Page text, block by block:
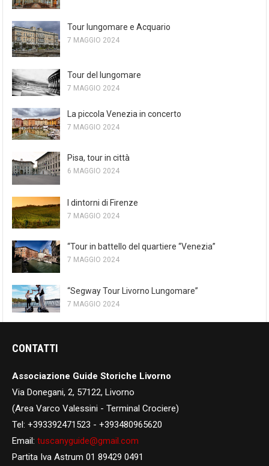
Tour lungomare e Acquario
7 MAGGIO 2024
Tour del lungomare
7 MAGGIO 2024
La piccola Venezia in concerto
7 MAGGIO 2024
Pisa, tour in città
6 MAGGIO 2024
I dintorni di Firenze
7 MAGGIO 2024
“Tour in battello del quartiere “Venezia”
7 MAGGIO 2024
“Segway Tour Livorno Lungomare”
7 MAGGIO 2024
CONTATTI
Associazione Guide Storiche Livorno
Via Donegani, 2, 57122, Livorno
(Area Varco Valessini - Terminal Crociere)
Tel: +393392471523 - +393480965620
Email: tuscanyguide@gmail.com
Partita Iva Astrum 01 89429 0491